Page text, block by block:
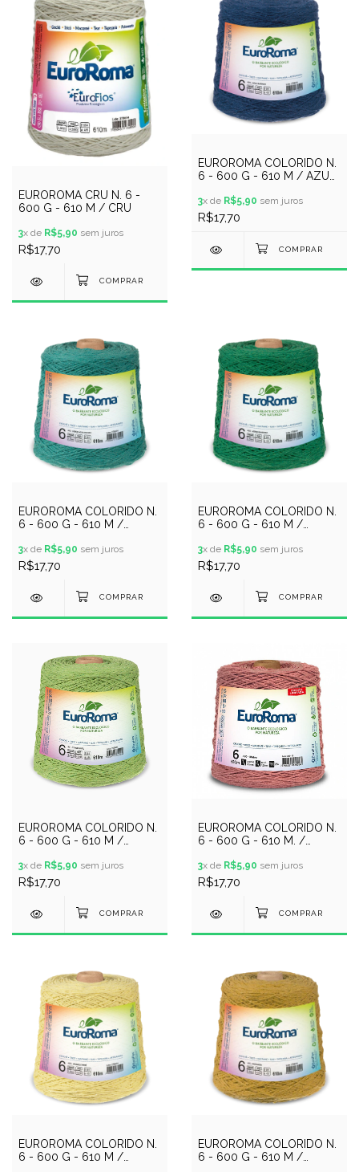
EUROROMA CRU N. 6 -
600 G - 610 M / CRU
3x de R$5,90 sem juros
R$17,70
EUROROMA COLORIDO N.
6 - 600 G - 610 M / AZUL
3x de R$5,90 sem juros
R$17,70
EUROROMA COLORIDO N.
6 - 600 G - 610 M /
3x de R$5,90 sem juros
R$17,70
EUROROMA COLORIDO N.
6 - 600 G - 610 M /
3x de R$5,90 sem juros
R$17,70
EUROROMA COLORIDO N.
6 - 600 G - 610 M /
3x de R$5,90 sem juros
R$17,70
EUROROMA COLORIDO N.
6 - 600 G - 610 M. /
3x de R$5,90 sem juros
R$17,70
EUROROMA COLORIDO N.
6 - 600 G - 610 M /
EUROROMA COLORIDO N.
6 - 600 G - 610 M /